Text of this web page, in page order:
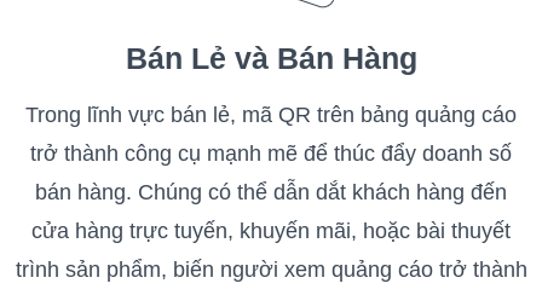
Bán Lẻ và Bán Hàng
Trong lĩnh vực bán lẻ, mã QR trên bảng quảng cáo
trở thành công cụ mạnh mẽ để thúc đẩy doanh số
bán hàng. Chúng có thể dẫn dắt khách hàng đến
cửa hàng trực tuyến, khuyến mãi, hoặc bài thuyết
trình sản phẩm, biến người xem quảng cáo trở thành